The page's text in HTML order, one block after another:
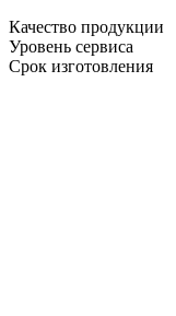
Качество продукции
Уровень сервиса
Срок изготовления